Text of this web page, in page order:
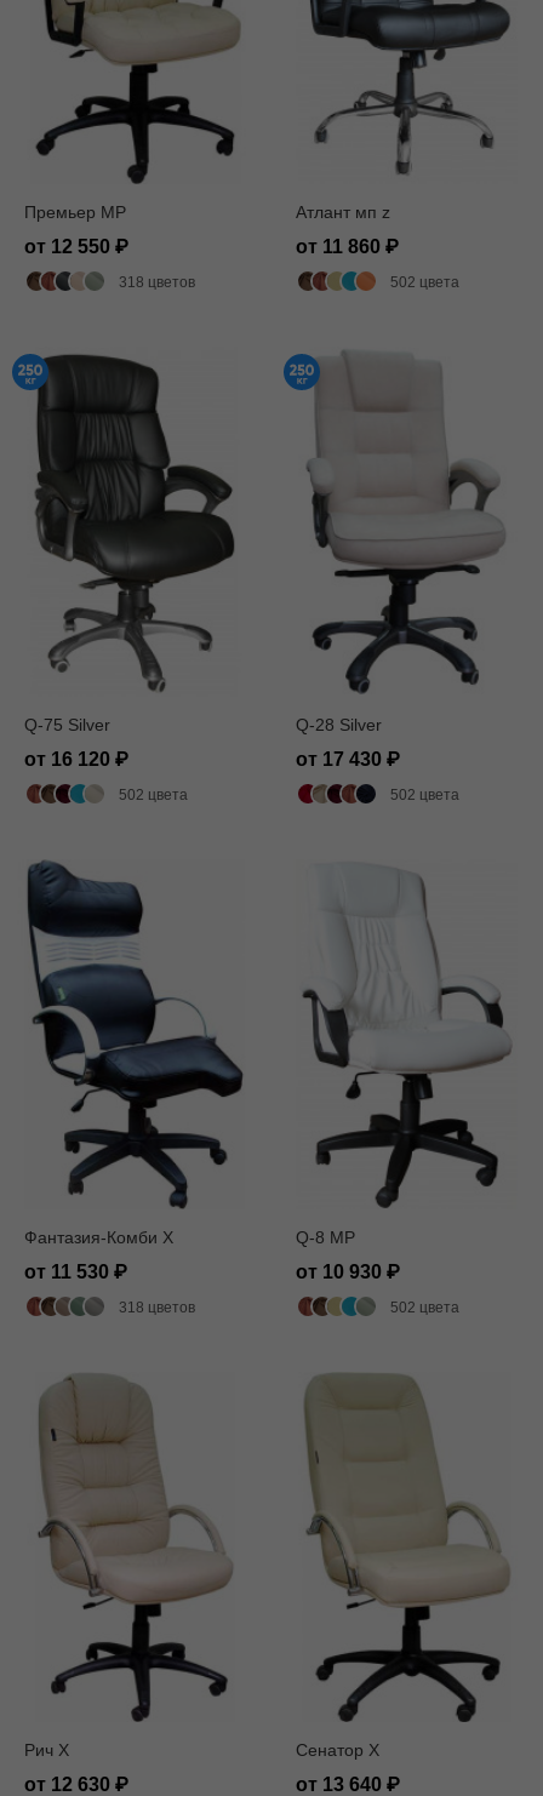
Премьер MP
от 12 550
318 цветов
Атлант мп z
от 11 860
502 цвета
Q-75 Silver
от 16 120
502 цвета
Q-28 Silver
от 17 430
502 цвета
Фантазия-Комби X
от 11 530
318 цветов
Q-8 MP
от 10 930
502 цвета
Рич X
от 12 630
Сенатор X
от 13 640